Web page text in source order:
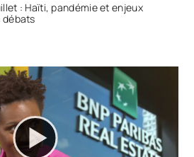
: Haïti, pandémie et enjeux